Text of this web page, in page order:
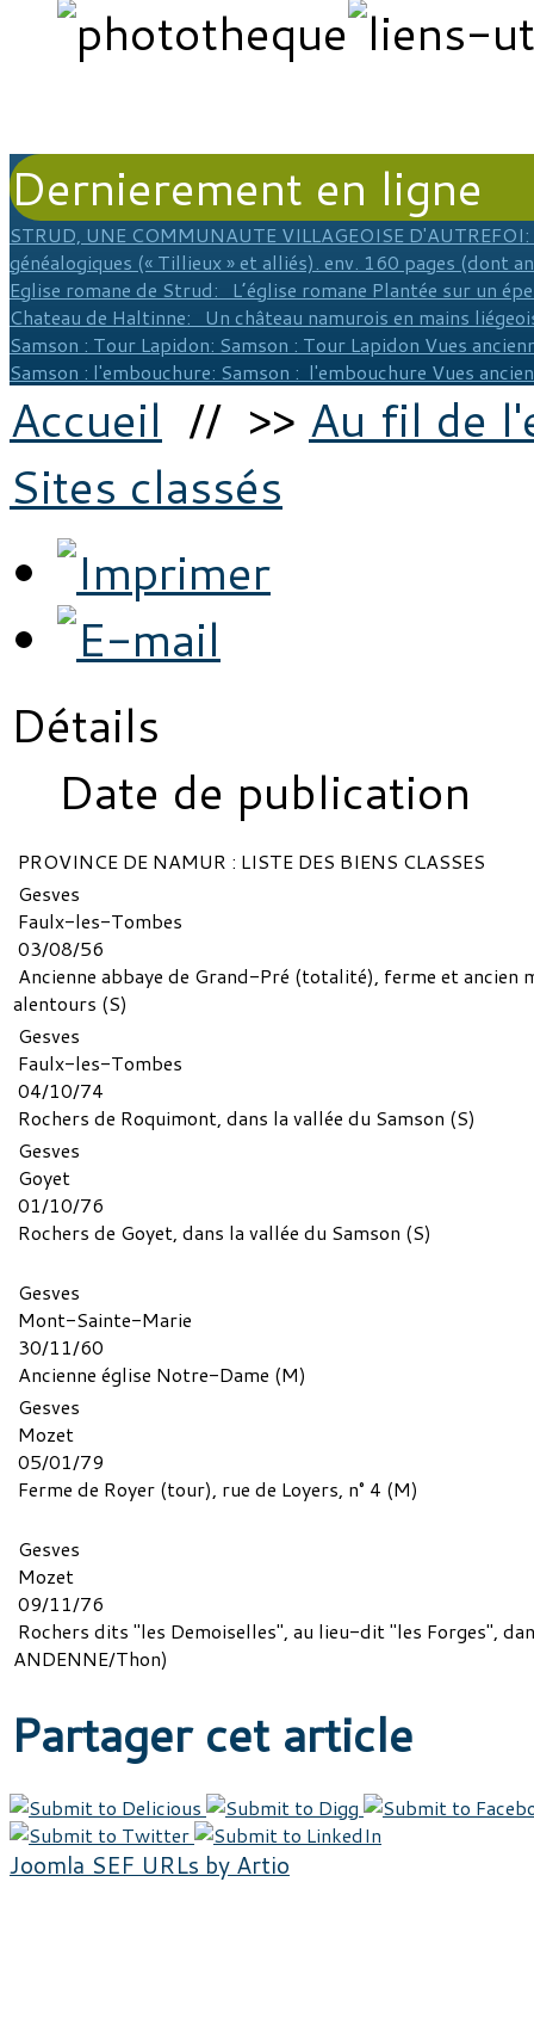
Dernierement en ligne
STRUD, UNE COMMUNAUTE VILLAGEOISE D'AUTREFOI
généalogiques (« Tillieux » et alliés). env. 160 pages (dont
Eglise romane de Strud: L’église romane Plantée sur un
Chateau de Haltinne: Un château namurois en mains
Samson : Tour Lapidon: Samson : Tour Lapidon Vues
Samson : l'embouchure: Samson : l'embouchure Vues
Accueil // >> Au fil de
Sites classés
Détails
Date de publication
PROVINCE DE NAMUR : LISTE DES BIENS CLASSES
Gesves
Faulx-les-Tombes
03/08/56
Ancienne abbaye de Grand-Pré (totalité), ferme et
alentours (S)
Gesves
Faulx-les-Tombes
04/10/74
Rochers de Roquimont, dans la vallée du Samson (S)
Gesves
Goyet
01/10/76
Rochers de Goyet, dans la vallée du Samson (S)
Gesves
Mont-Sainte-Marie
30/11/60
Ancienne église Notre-Dame (M)
Gesves
Mozet
05/01/79
Ferme de Royer (tour), rue de Loyers, n° 4 (M)
Gesves
Mozet
09/11/76
Rochers dits "les Demoiselles", au lieu-dit "les Forges",
ANDENNE/Thon)
Partager cet article
Joomla SEF URLs by Artio